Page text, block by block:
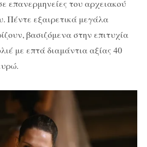
επανερμηνείες του αρχειακού
Πέντε εξαιρετικά μεγάλα
βασιζόμενα στην επιτυχία
με επτά διαμάντια αξίας 40